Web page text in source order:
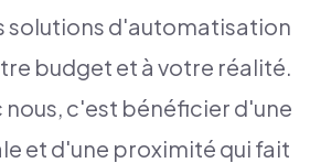
solutions d'automatisation
budget et à votre réalité.
nous, c'est bénéficier d'une
et d'une proximité qui fait